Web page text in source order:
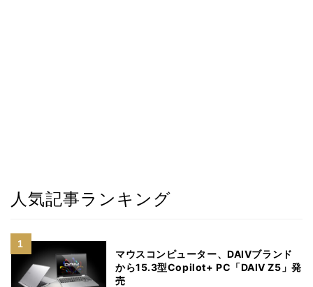
人気記事ランキング
マウスコンピューター、DAIVブランド
から15.3型Copilot+ PC「DAIV Z5」発
売